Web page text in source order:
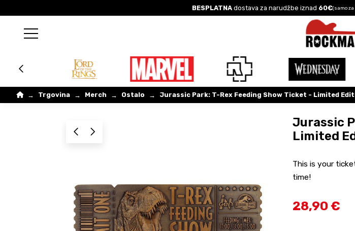
BESPLATNAdostava za narudžbe iznad 60€(samo
Home
→ Trgovina → Merch → Ostalo → Jurassic Park: T-Rex Feeding Show Ticket - Limited
Jurassic
Limited
This is your
time!
28,90 €